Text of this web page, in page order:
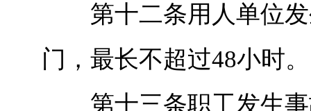
第十二条用人单位发
门，最长不超过48小时。
第十三条职工发生事